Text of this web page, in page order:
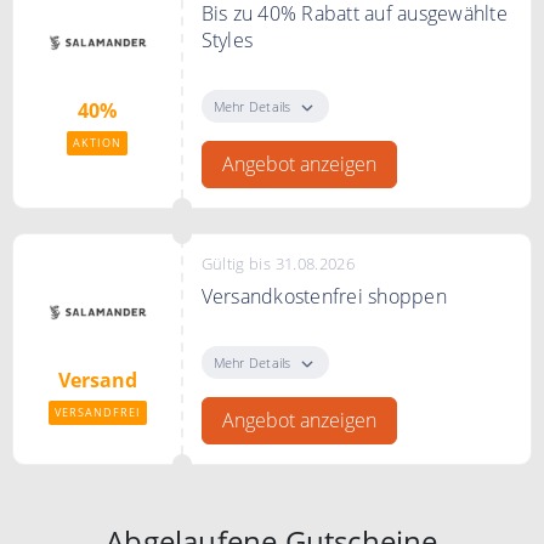
40%
AKTION
Bis zu 40% Rabatt auf ausgewählte
Styles
ausgewählte Styles in der Sale
Mehr Details
Angebot anzeigen
Versand
VERSANDFREI
Gültig bis 31.08.2026
Versandkostenfrei shoppen
innerhalb von Deutschland
Mehr Details
Angebot anzeigen